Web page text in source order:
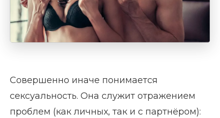
Совершенно иначе понимается
сексуальность. Она служит отражением
проблем (как личных, так и с партнёром):